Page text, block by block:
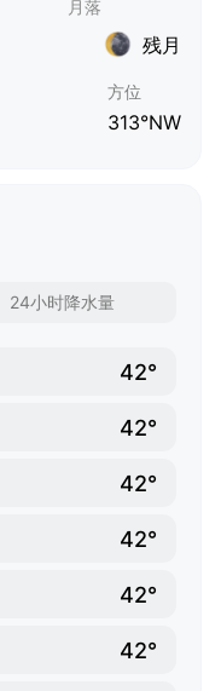
残月
方位
313°NW
24小时降水量
42°
42°
42°
42°
42°
42°